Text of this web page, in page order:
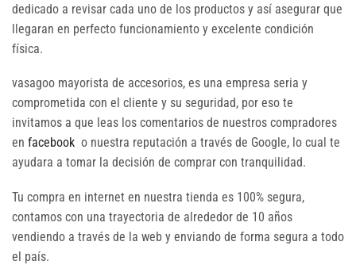
dedicado a revisar cada uno de los productos y así asegurar que
llegaran en perfecto funcionamiento y excelente condición
física.
vasagoo mayorista de accesorios, es una empresa seria y
comprometida con el cliente y su seguridad, por eso te
invitamos a que leas los comentarios de nuestros compradores
en facebook o nuestra reputación a través de Google, lo cual te
ayudara a tomar la decisión de comprar con tranquilidad.
Tu compra en internet en nuestra tienda es 100% segura,
contamos con una trayectoria de alrededor de 10 años
vendiendo a través de la web y enviando de forma segura a todo
el país.